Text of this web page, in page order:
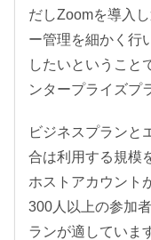
だしZoomを導入
ー管理を細かく行
したいということ
ンタープライズプ
ビジネスプランと
合は利用する規模
ホストアカウント
300人以上の参加
ランが適していま